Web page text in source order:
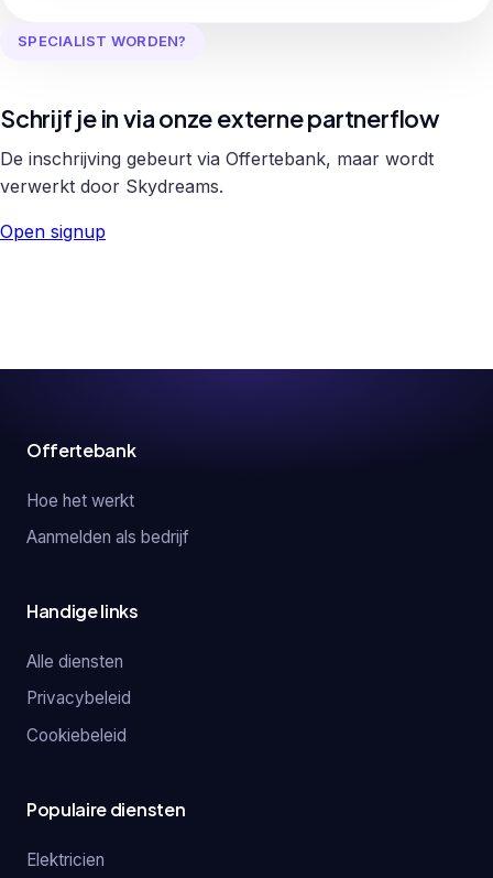
SPECIALIST WORDEN?
Schrijf je in via onze externe partnerflow
De inschrijving gebeurt via Offertebank, maar wordt
verwerkt door Skydreams.
Open signup
Offertebank
Hoe het werkt
Aanmelden als bedrijf
Handige links
Alle diensten
Privacybeleid
Cookiebeleid
Populaire diensten
Elektricien